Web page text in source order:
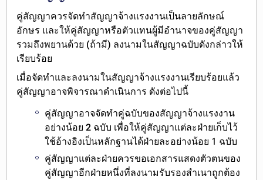
คู่สัญญาควรจัดทำสัญญาจ้างแรงงานเป็นลายลักษณ์
อักษร และให้คู่สัญญาหรือตัวแทนผู้มีอำนาจของคู่สัญญา
รวมถึงพยานด้วย (ถ้ามี) ลงนามในสัญญาฉบับดังกล่าวให้
เรียบร้อย
เมื่อจัดทำและลงนามในสัญญาจ้างแรงงานเรียบร้อยแล้ว
คู่สัญญาอาจพิจารณาดำเนินการ ดังต่อไปนี้
คู่สัญญาอาจจัดทำคู่ฉบับของสัญญาจ้างแรงงาน
อย่างน้อย 2 ฉบับ เพื่อให้คู่สัญญาแต่ละฝ่ายเก็บไว้
ใช้อ้างอิงเป็นหลักฐานได้ฝ่ายละอย่างน้อย 1 ฉบับ
คู่สัญญาแต่ละฝ่ายควรขอเอกสารแสดงตัวตนของ
คู่สัญญาอีกฝ่ายหนึ่งที่ลงนามรับรองสำเนาถูกต้อง